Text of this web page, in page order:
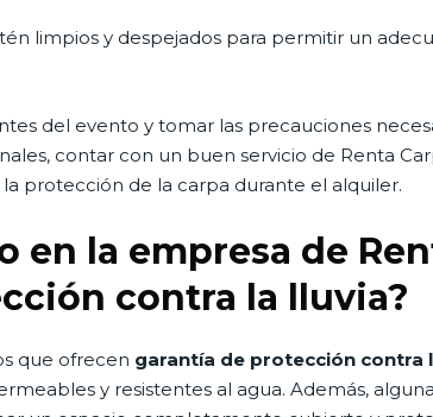
limpios y despejados para permitir un
del evento y tomar las precauciones
contar con un buen servicio de Renta
protección de la carpa durante el alquiler.
la empresa de
contra la lluvia?
que ofrecen garantía de protección contra
y resistentes al agua. Además,